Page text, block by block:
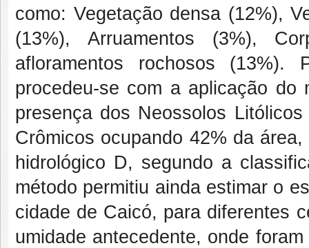
como: Vegetação densa (12%),
(13%), Arruamentos (3%),
afloramentos rochosos (13%).
procedeu-se com a aplicação do
presença dos Neossolos
Crômicos ocupando 42% da
hidrológico D, segundo a
método permitiu ainda estimar o
cidade de Caicó, para diferentes
umidade antecedente, onde